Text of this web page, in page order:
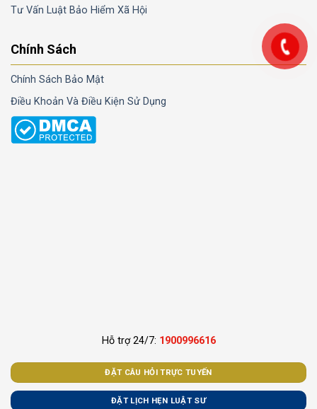
Tư Vấn Luật Bảo Hiểm Xã Hội
Chính Sách
Chính Sách Bảo Mật
Điều Khoản Và Điều Kiện Sử Dụng
Hỗ trợ 24/7: 1900996616
ĐẶT CÂU HỎI TRỰC TUYẾN
ĐẶT LỊCH HẸN LUẬT SƯ